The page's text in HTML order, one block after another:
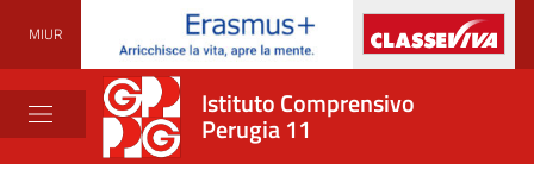
MIUR
Istituto Comprensivo
Perugia 11